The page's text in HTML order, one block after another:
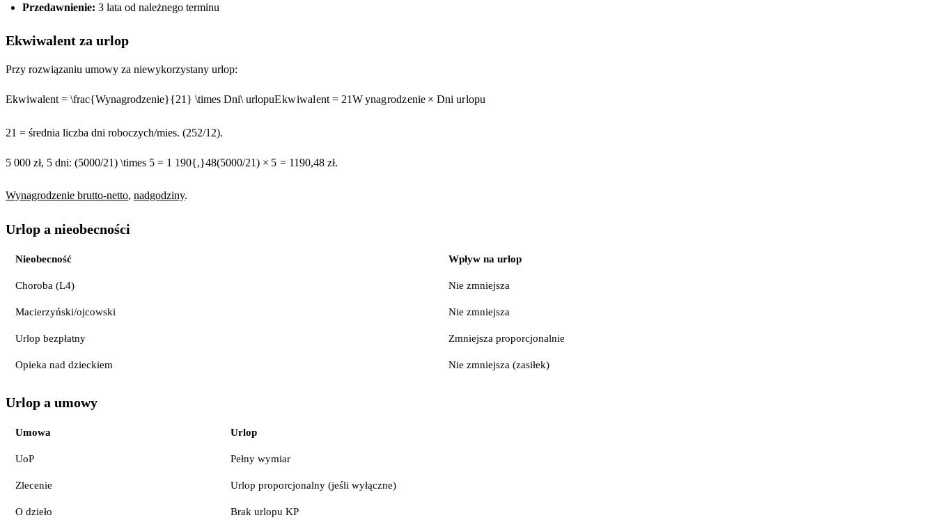
Przedawnienie: 3 lata od należnego terminu
Ekwiwalent za urlop
Przy rozwiązaniu umowy za niewykorzystany urlop:
Ekwiwalent = \frac{Wynagrodzenie}{21} \times Dni\ urlopuEkwiwalent = 21Wynagrodzenie × Dni urlopu
21 = średnia liczba dni roboczych/mies. (252/12).
5 000 zł, 5 dni: (5000/21) \times 5 = 1 190{,}48(5000/21) × 5 = 1190,48zł.
Wynagrodzenie brutto-netto, nadgodziny.
Urlop a nieobecności
Nieobecność Wpływ na urlop
Choroba (L4) Nie zmniejsza
Macierzyński/ojcowski Nie zmniejsza
Urlop bezpłatny Zmniejsza proporcjonalnie
Opieka nad dzieckiem Nie zmniejsza (zasiłek)
Urlop a umowy
Umowa Urlop
UoP Pełny wymiar
Zlecenie Urlop proporcjonalny (jeśli wyłączne)
O dzieło Brak urlopu KP